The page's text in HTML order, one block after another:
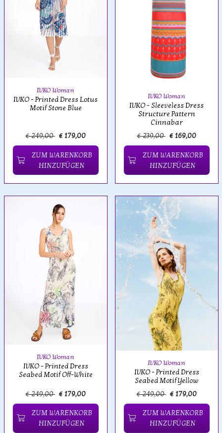
IVKO Woman
IVKO - Printed Dress Lotus
Motif Stone Blue
€ 249,00 € 179,00
ZUM WARENKORB
HINZUFÜGEN
IVKO Woman
IVKO - Sleeveless Dress
Structure Pattern
Cinnabar
€ 239,00 € 169,00
ZUM WARENKORB
HINZUFÜGEN
IVKO Woman
IVKO - Printed Dress
Seabed Motif Off-White
€ 249,00 € 179,00
ZUM WARENKORB
HINZUFÜGEN
IVKO Woman
IVKO - Printed Dress
Seabed Motif Yellow
€ 249,00 € 179,00
ZUM WARENKORB
HINZUFÜGEN